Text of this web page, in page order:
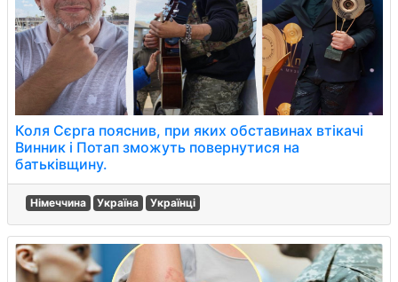
Коля Сєрга пояснив, при яких обставинах втікачі
Винник і Потап зможуть повернутися на
батьківщину.
Німеччина Україна Українці